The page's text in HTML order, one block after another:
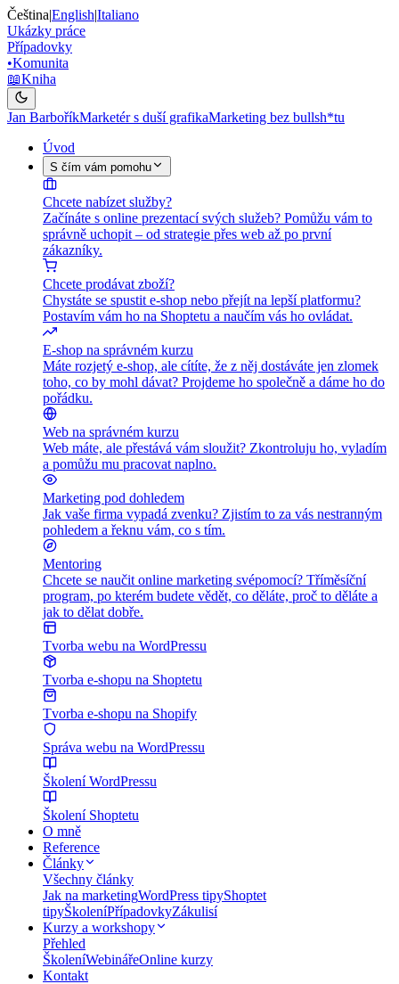
Čeština|English|Italiano
Ukázky práce
Případovky
•Komunita
📖Kniha
Jan BarboříkMarketér s duší grafikaMarketing bez bullsh*tu
Úvod
S čím vám pomohu
Chcete nabízet služby?
Začínáte s online prezentací svých služeb? Pomůžu vám to
správně uchopit – od strategie přes web až po první
zákazníky.
Chcete prodávat zboží?
Chystáte se spustit e-shop nebo přejít na lepší platformu?
Postavím vám ho na Shoptetu a naučím vás ho ovládat.
E-shop na správném kurzu
Máte rozjetý e-shop, ale cítíte, že z něj dostáváte jen zlomek
toho, co by mohl dávat? Projdeme ho společně a dáme ho do
pořádku.
Web na správném kurzu
Web máte, ale přestává vám sloužit? Zkontroluju ho, vyladím
a pomůžu mu pracovat naplno.
Marketing pod dohledem
Jak vaše firma vypadá zvenku? Zjistím to za vás nestranným
pohledem a řeknu vám, co s tím.
Mentoring
Chcete se naučit online marketing svépomocí? Tříměsíční
program, po kterém budete vědět, co děláte, proč to děláte a
jak to dělat dobře.
Tvorba webu na WordPressu
Tvorba e-shopu na Shoptetu
Tvorba e-shopu na Shopify
Správa webu na WordPressu
Školení WordPressu
Školení Shoptetu
O mně
Reference
Články
Všechny články
Jak na marketingWordPress tipyShoptet
tipyŠkoleníPřípadovkyZákulisí
Kurzy a workshopy
Přehled
ŠkoleníWebinářeOnline kurzy
Kontakt